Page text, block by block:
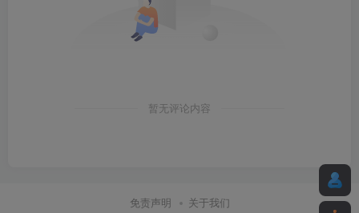
暂无评论内容
免责声明 关于我们